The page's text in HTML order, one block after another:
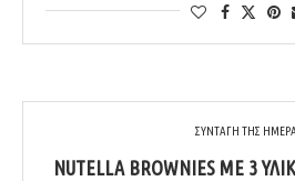
ΣΥΝΤΑΓΗ ΤΗΣ
NUTELLA BROWNIES ΜΕ 3